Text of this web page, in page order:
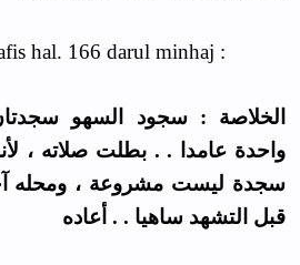
hal. 166 darul minhaj :
الخلاصة : سجود السهو
واحدة عامدا . . بطلت صلاته ،
سجدة ليست مشروعة ، ومحله
قبل التشهد ساهيا . . أعاده